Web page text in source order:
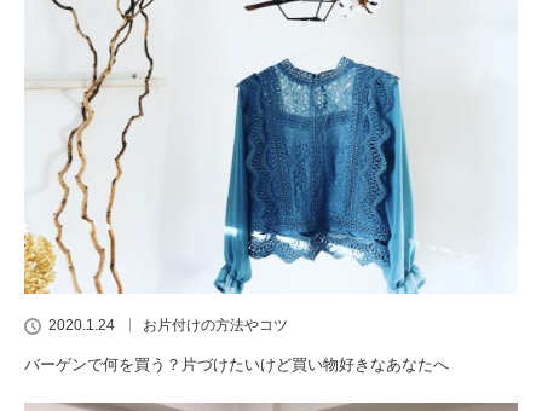
2020.1.24 お片付けの方法やコツ
バーゲンで何を買う？片づけたいけど買い物好きなあなたへ